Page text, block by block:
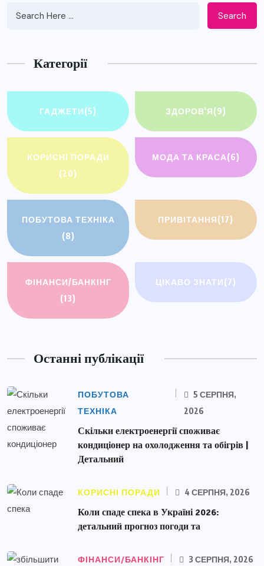
Search
Категорії
ГАДЖЕТИ(5) ЗДОРОВ'Я(9)
КОРИСНІ ПОРАДИ
(20)
МОДА ТА КРАСА(6)
ПОБУТОВА ТЕХНІКА
(8)
ПРИВІТАННЯ(17)
ФІНАНСИ/БАНКІНГ
(13)
ЦІКАВО ЗНАТИ(7)
Останні публікації
ПОБУТОВА
ТЕХНІКА
5 СЕРПНЯ,
2026
Скільки електроенергії споживає
кондиціонер на охолодження та обігрів |
Детальний
КОРИСНІ ПОРАДИ 4 СЕРПНЯ, 2026
Коли спаде спека в Україні 2026:
детальний прогноз погоди та
ФІНАНСИ/БАНКІНГ 3 СЕРПНЯ, 2026